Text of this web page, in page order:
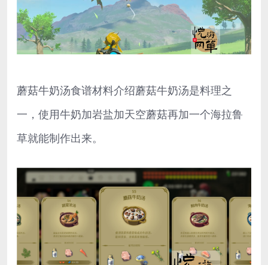
蘑菇牛奶汤食谱材料介绍蘑菇牛奶汤是料理之
一，使用牛奶加岩盐加天空蘑菇再加一个海拉鲁
草就能制作出来。